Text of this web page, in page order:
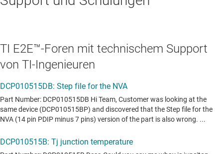
TI E2E™-Foren mit technischem Support
von TI-Ingenieuren